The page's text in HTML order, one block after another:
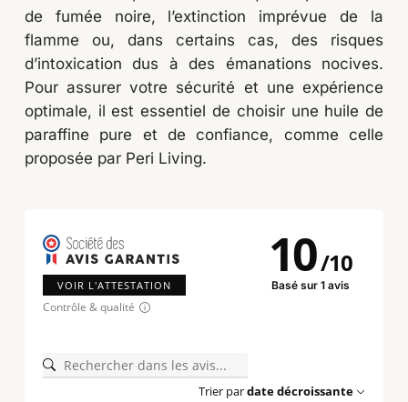
de fumée noire, l’extinction imprévue de la
flamme ou, dans certains cas, des risques
d’intoxication dus à des émanations nocives.
Pour assurer votre sécurité et une expérience
optimale, il est essentiel de choisir une huile de
paraffine pure et de confiance, comme celle
proposée par Peri Living.
VOIR L'ATTESTATION
Contrôle & qualité
10/10
Basé sur 1 avis
Trier pardate décroissante